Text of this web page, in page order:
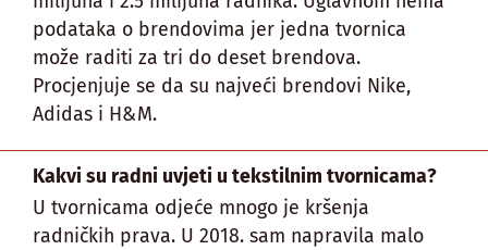
podataka o brendovima jer jedna tvornica
može raditi za tri do deset brendova.
Procjenjuje se da su najveći brendovi Nike,
Adidas i H&M.
Kakvi su radni uvjeti u tekstilnim tvornicama?
U tvornicama odjeće mnogo je kršenja
radničkih prava. U 2018. sam napravila malo